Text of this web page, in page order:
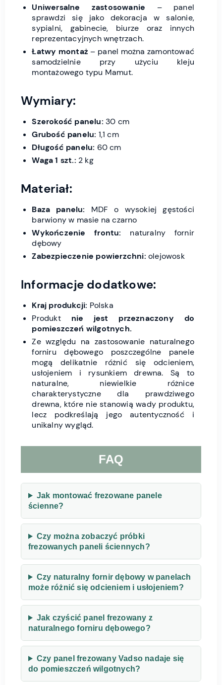
Uniwersalne zastosowanie – panel
sprawdzi się jako dekoracja w salonie,
sypialni, gabinecie, biurze oraz innych
reprezentacyjnych wnętrzach.
Łatwy montaż – panel można zamontować
samodzielnie przy użyciu kleju
montażowego typu Mamut.
Wymiary:
Szerokość panelu: 30 cm
Grubość panelu: 1,1 cm
Długość panelu: 60 cm
Waga 1 szt.: 2 kg
Materiał:
Baza panelu: MDF o wysokiej gęstości
barwiony w masie na czarno
Wykończenie frontu: naturalny fornir
dębowy
Zabezpieczenie powierzchni: olejowosk
Informacje dodatkowe:
Kraj produkcji: Polska
Produkt nie jest przeznaczony do
pomieszczeń wilgotnych.
Ze względu na zastosowanie naturalnego
forniru dębowego poszczególne panele
mogą delikatnie różnić się odcieniem,
usłojeniem i rysunkiem drewna. Są to
naturalne, niewielkie różnice
charakterystyczne dla prawdziwego
drewna, które nie stanowią wady produktu,
lecz podkreślają jego autentyczność i
unikalny wygląd.
FAQ
Jak montować frezowane panele
ścienne?
Czy można zobaczyć próbki
frezowanych paneli ściennych?
Czy naturalny fornir dębowy w panelach
może różnić się odcieniem i usłojeniem?
Jak czyścić panel frezowany z
naturalnego forniru dębowego?
Czy panel frezowany Vadso nadaje się
do pomieszczeń wilgotnych?